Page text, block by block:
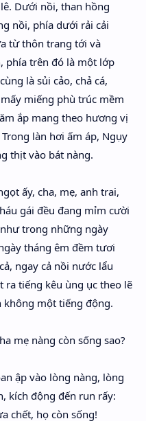
Dưới nồi, than hồng
nồi, phía dưới rải cải
từ thôn trang tới và
phía trên đó là một lớp
là sủi cảo, chả cá,
miếng phù trúc mềm
ắp mang theo hương vị
làn hơi ấm áp, Ngụy
thịt vào bát nàng.
ấy, cha, mẹ, anh trai,
gái đều đang mỉm cười
trong những ngày
tháng êm đềm tươi
ngay cả nồi nước lẩu
ra tiếng kêu ùng ục theo lẽ
một tiếng động.
mẹ nàng còn sống sao?
ập vào lòng nàng, lòng
kích động đến run rấy:
chết, họ còn sống!